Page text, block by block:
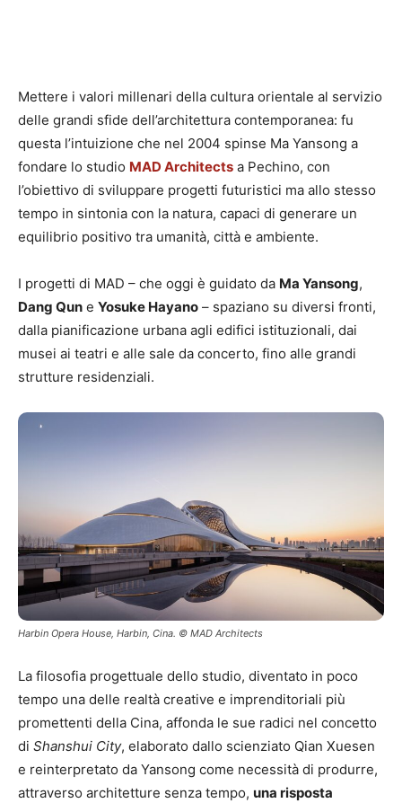
Mettere i valori millenari della cultura orientale al servizio
delle grandi sfide dell’architettura contemporanea: fu
questa l’intuizione che nel 2004 spinse Ma Yansong a
fondare lo studio MAD Architects a Pechino, con
l’obiettivo di sviluppare progetti futuristici ma allo stesso
tempo in sintonia con la natura, capaci di generare un
equilibrio positivo tra umanità, città e ambiente.
I progetti di MAD – che oggi è guidato da Ma Yansong,
Dang Qun e Yosuke Hayano – spaziano su diversi fronti,
dalla pianificazione urbana agli edifici istituzionali, dai
musei ai teatri e alle sale da concerto, fino alle grandi
strutture residenziali.
Harbin Opera House, Harbin, Cina. © MAD Architects
La filosofia progettuale dello studio, diventato in poco
tempo una delle realtà creative e imprenditoriali più
promettenti della Cina, affonda le sue radici nel concetto
di Shanshui City, elaborato dallo scienziato Qian Xuesen
e reinterpretato da Yansong come necessità di produrre,
attraverso architetture senza tempo, una risposta